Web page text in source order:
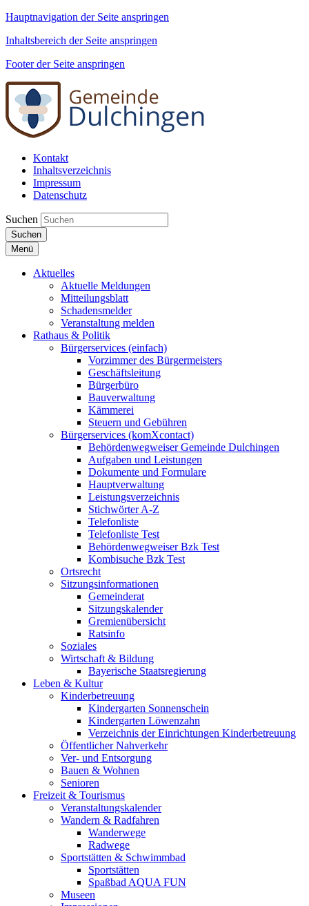
Hauptnavigation der Seite anspringen
Inhaltsbereich der Seite anspringen
Footer der Seite anspringen
Kontakt
Inhaltsverzeichnis
Impressum
Datenschutz
Suchen
Suchen
Menü
Aktuelles
Aktuelle Meldungen
Mitteilungsblatt
Schadensmelder
Veranstaltung melden
Rathaus & Politik
Bürgerservices (einfach)
Vorzimmer des Bürgermeisters
Geschäftsleitung
Bürgerbüro
Bauverwaltung
Kämmerei
Steuern und Gebühren
Bürgerservices (komXcontact)
Behördenwegweiser Gemeinde Dulchingen
Aufgaben und Leistungen
Dokumente und Formulare
Hauptverwaltung
Leistungsverzeichnis
Stichwörter A-Z
Telefonliste
Telefonliste Test
Behördenwegweiser Bzk Test
Kombisuche Bzk Test
Ortsrecht
Sitzungsinformationen
Gemeinderat
Sitzungskalender
Gremienübersicht
Ratsinfo
Soziales
Wirtschaft & Bildung
Bayerische Staatsregierung
Leben & Kultur
Kinderbetreuung
Kindergarten Sonnenschein
Kindergarten Löwenzahn
Verzeichnis der Einrichtungen Kinderbetreuung
Öffentlicher Nahverkehr
Ver- und Entsorgung
Bauen & Wohnen
Senioren
Freizeit & Tourismus
Veranstaltungskalender
Wandern & Radfahren
Wanderwege
Radwege
Sportstätten & Schwimmbad
Sportstätten
Spaßbad AQUA FUN
Museen